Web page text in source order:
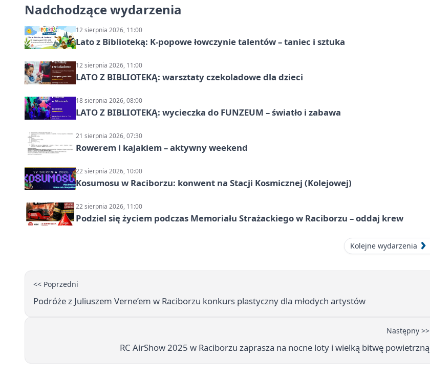
Nadchodzące wydarzenia
12 sierpnia 2026, 11:00
Lato z Biblioteką: K-popowe łowczynie talentów – taniec i sztuka
12 sierpnia 2026, 11:00
LATO Z BIBLIOTEKĄ: warsztaty czekoladowe dla dzieci
18 sierpnia 2026, 08:00
LATO Z BIBLIOTEKĄ: wycieczka do FUNZEUM – światło i zabawa
21 sierpnia 2026, 07:30
Rowerem i kajakiem – aktywny weekend
22 sierpnia 2026, 10:00
Kosumosu w Raciborzu: konwent na Stacji Kosmicznej (Kolejowej)
22 sierpnia 2026, 11:00
Podziel się życiem podczas Memoriału Strażackiego w Raciborzu – oddaj krew
Kolejne wydarzenia
<< Poprzedni
Podróże z Juliuszem Verne’em w Raciborzu konkurs plastyczny dla młodych artystów
Następny >>
RC AirShow 2025 w Raciborzu zaprasza na nocne loty i wielką bitwę powietrzną